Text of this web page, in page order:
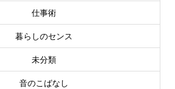
仕事術
暮らしのセンス
未分類
音のこばなし